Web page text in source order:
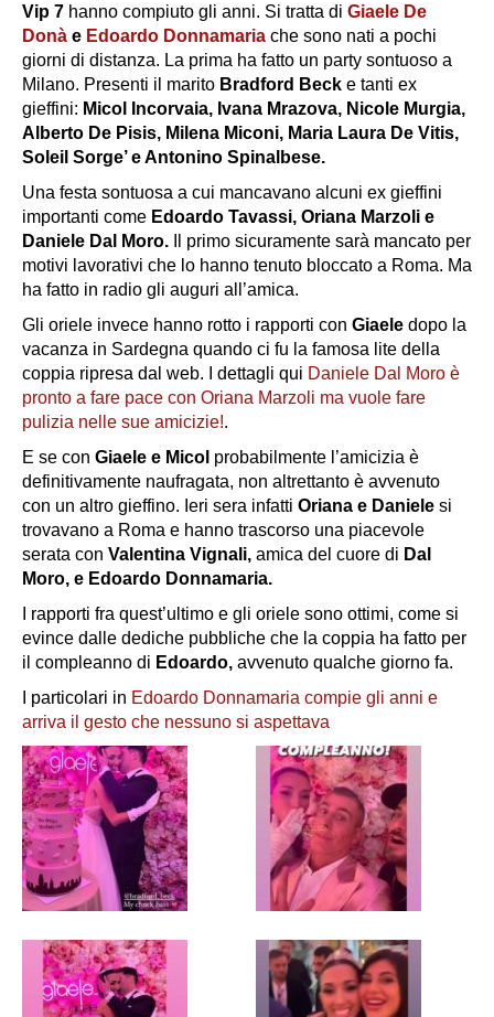
Vip 7 hanno compiuto gli anni. Si tratta di Giaele De
Donà e Edoardo Donnamaria che sono nati a pochi
giorni di distanza. La prima ha fatto un party sontuoso a
Milano. Presenti il marito Bradford Beck e tanti ex
gieffini: Micol Incorvaia, Ivana Mrazova, Nicole Murgia,
Alberto De Pisis, Milena Miconi, Maria Laura De Vitis,
Soleil Sorge’ e Antonino Spinalbese.
Una festa sontuosa a cui mancavano alcuni ex gieffini
importanti come Edoardo Tavassi, Oriana Marzoli e
Daniele Dal Moro.
Il primo sicuramente sarà mancato per
motivi lavorativi che lo hanno tenuto bloccato a Roma. Ma
ha fatto in radio gli auguri all’amica.
Gli oriele invece hanno rotto i rapporti con Giaele dopo la
vacanza in Sardegna quando ci fu la famosa lite della
coppia ripresa dal web. I dettagli qui Daniele Dal Moro è
pronto a fare pace con Oriana Marzoli ma vuole fare
pulizia nelle sue amicizie!.
E se con Giaele e Micol probabilmente l’amicizia è
definitivamente naufragata, non altrettanto è avvenuto
con un altro gieffino. Ieri sera infatti Oriana e Daniele si
trovavano a Roma e hanno trascorso una piacevole
serata con Valentina Vignali, amica del cuore di Dal
Moro, e Edoardo Donnamaria.
I rapporti fra quest’ultimo e gli oriele sono ottimi, come si
evince dalle dediche pubbliche che la coppia ha fatto per
il compleanno di Edoardo, avvenuto qualche giorno fa.
I particolari in Edoardo Donnamaria compie gli anni e
arriva il gesto che nessuno si aspettava